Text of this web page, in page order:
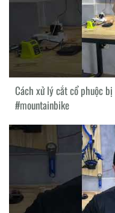
Cách xử lý cắt cổ phuộc
#mountainbike